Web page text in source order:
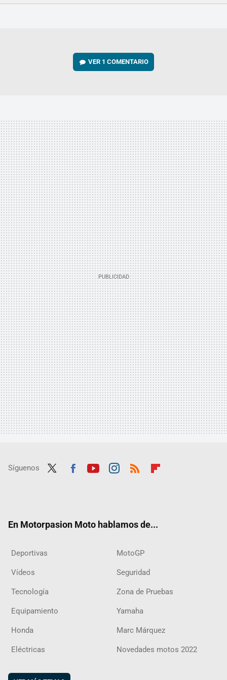
FACEBOOKTWITTERFLIPBOARD
E-
WHATSAPP
VER 1 COMENTARIO
Síguenos
En Motorpasion Moto hablamos de...
Deportivas MotoGP
Vídeos Seguridad
Tecnología Zona de Pruebas
Equipamiento Yamaha
Honda Marc Márquez
Eléctricas Novedades motos 2022